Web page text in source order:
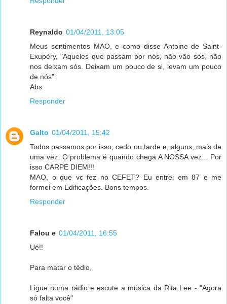
Reynaldo 01/04/2011, 13:05
Meus sentimentos MAO, e como disse Antoine de Saint-
Exupèry, "Aqueles que passam por nós, não vão sós, não
nos deixam sós. Deixam um pouco de si, levam um pouco
de nós".
Abs
Responder
Galto 01/04/2011, 15:42
Todos passamos por isso, cedo ou tarde e, alguns, mais de
uma vez. O problema é quando chega A NOSSA vez... Por
isso CARPE DIEM!!!
MAO, o que vc fez no CEFET? Eu entrei em 87 e me
formei em Edificações. Bons tempos.
Responder
Falou e 01/04/2011, 16:55
Ué!!
Para matar o tédio,
Ligue numa rádio e escute a música da Rita Lee - "Agora
só falta você"